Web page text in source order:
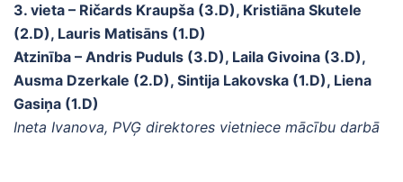
3. vieta – Ričards Kraupša (3.D), Kristiāna Skutele
(2.D), Lauris Matisāns (1.D)
Atzinība – Andris Puduls (3.D), Laila Givoina (3.D),
Ausma Dzerkale (2.D), Sintija Lakovska (1.D), Liena
Gasiņa (1.D)
Ineta Ivanova, PVĢ direktores vietniece mācību darbā